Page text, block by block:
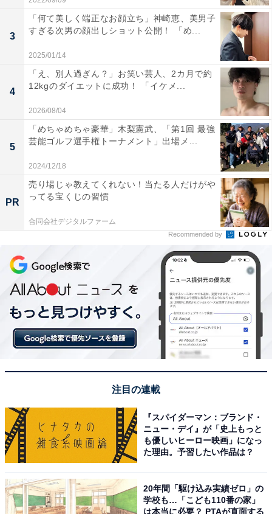
3
「何て美しく端正なお顔立ち」神崎恵、美男子
すぎる次男の顔出しショット公開！ 「め...
2025/01/14
4
「え、別人過ぎん？」お笑い芸人、2カ月で約
12kgのダイエットに成功！ 「イケメ...
2026/08/04
5
「めちゃめちゃ豪華」木梨憲武、「第1回 最強
芸能ゴルフ選手権トーナメント」出場メ...
2024/12/18
PR
売り場じゃ教えてくれない！当たる人だけがや
ってる宝くじの習慣
合同会社デジタルファーム
Recommended by
注目の連載
『スパイダーマン：ブランド・
ニュー・デイ』が「史上もっと
も優しいヒーロー映画」になっ
た理由。予習したい作品は？
20年間「駆け込み実績ゼロ」の
学校も…「こども110番の家」
は本当に必要？ PTAが直面する